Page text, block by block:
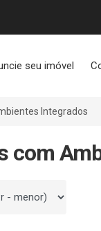
seu imóvel
Integrados
com